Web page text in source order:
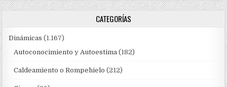
CATEGORÍAS
Dinámicas (1.167)
Autoconocimiento y Autoestima (182)
Caldeamiento o Rompehielo (212)